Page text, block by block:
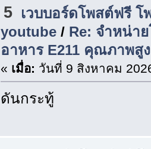
5 เวบบอร์ดโพสต์ฟรี โ
youtube/ Re: จำหน่าย
อาหาร E211 คุณภาพสู
« เมื่อ: วันที่ 9 สิงหาคม
ดันกระทู้